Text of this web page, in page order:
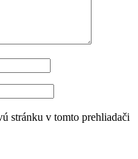
stránku v tomto prehliadači